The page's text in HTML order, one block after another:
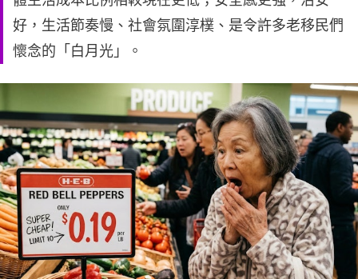
好，生活節奏慢、社會氛圍淳樸、是令許多老移民們
懷念的「白月光」。